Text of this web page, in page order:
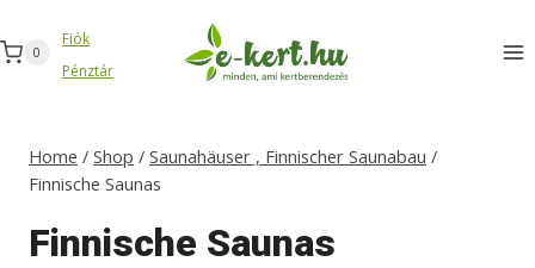
Inhalt
springen
0
Fiók
Pénztár
Home / Shop / Saunahäuser , Finnischer Saunabau /
Finnische Saunas
Finnische Saunas